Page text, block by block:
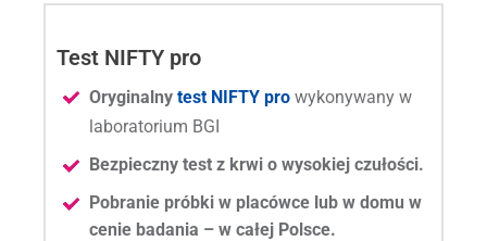
Test NIFTY pro
Oryginalny test NIFTY pro wykonywany w
laboratorium BGI
Bezpieczny test z krwi o wysokiej czułości.
Pobranie próbki w placówce lub w domu w
cenie badania – w całej Polsce.